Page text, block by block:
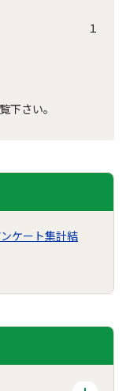
ご意見 １
うご意見
下さい。
ケート集計結